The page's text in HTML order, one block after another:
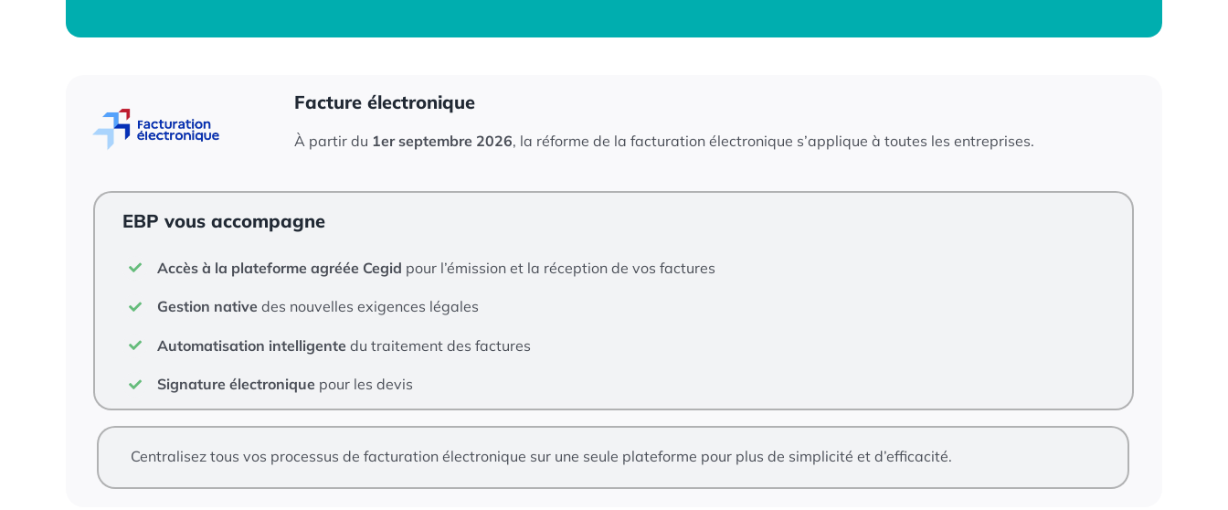
Facture électronique
À partir du 1er septembre 2026, la réforme de la facturation électronique s’applique à toutes les entreprises.
EBP vous accompagne
Accès à la plateforme agréée Cegid pour l’émission et la réception de vos factures
Gestion native des nouvelles exigences légales
Automatisation intelligente du traitement des factures
Signature électronique pour les devis
Centralisez tous vos processus de facturation électronique sur une seule plateforme pour plus de simplicité et d’efficacité.